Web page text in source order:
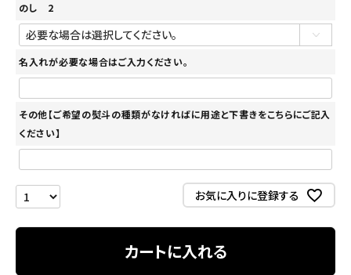
のし 2
名入れが必要な場合はご入力ください。
その他【ご希望の熨斗の種類がなければに用途と下書きをこちらにご記入
ください】
お気に入りに登録する
カートに入れる